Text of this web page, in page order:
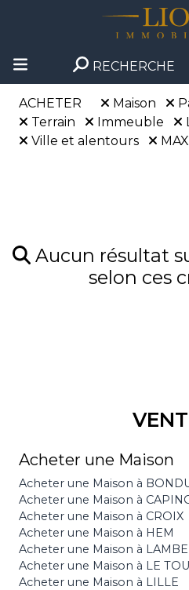
RECHERCHE
ACHETER Maison
Terrain
Immeuble
Ville et alentours
Aucun résultat
selon ces
Acheter une Maison
Acheter une Maison à
Acheter une Maison à
Acheter une Maison à CROIX
Acheter une Maison à HEM
Acheter une Maison à
Acheter une Maison à LE
Acheter une Maison à LILLE